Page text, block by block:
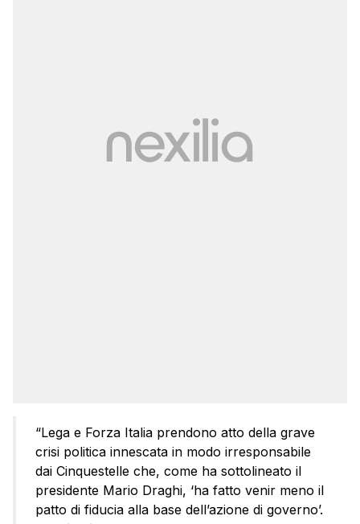
“Lega e Forza Italia prendono atto della grave
crisi politica innescata in modo irresponsabile
dai Cinquestelle che, come ha sottolineato il
presidente Mario Draghi, ‘ha fatto venir meno il
patto di fiducia alla base dell’azione di governo’.